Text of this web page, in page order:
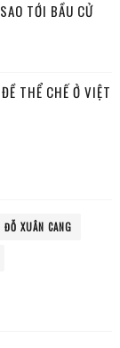
TỚI BẦU CỬ
THỂ CHẾ Ở VIỆT
ĐỖ XUÂN CANG